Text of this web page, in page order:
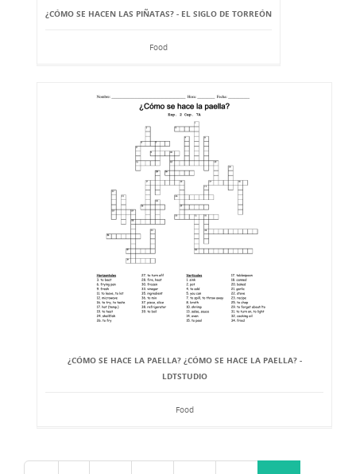
¿CÓMO SE HACEN LAS PIÑATAS? - EL SIGLO DE TORREÓN
Food
¿CÓMO SE HACE LA PAELLA? ¿CÓMO SE HACE LA PAELLA? -
LDTSTUDIO
Food